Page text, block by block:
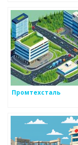
Промтехсталь